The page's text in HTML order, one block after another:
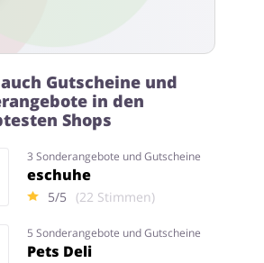
Gutscheine und
in den
Shops
3 Sonderangebote und Gutscheine
eschuhe
5/5 (22 Stimmen)
5 Sonderangebote und Gutscheine
Pets Deli